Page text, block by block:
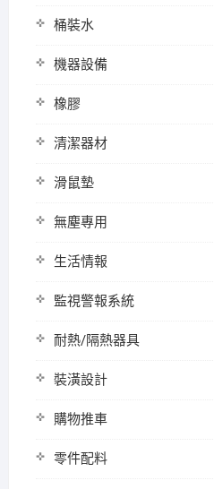
桶裝水
機器設備
橡膠
清潔器材
滑鼠墊
無塵專用
生活情報
監視警報系統
耐熱/隔熱器具
裝潢設計
購物推車
零件配料